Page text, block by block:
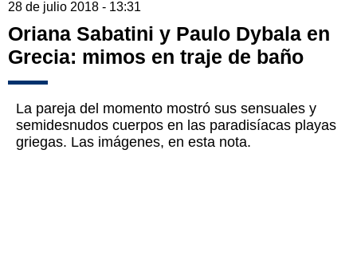
28 de julio 2018 - 13:31
Oriana Sabatini y Paulo Dybala en
Grecia: mimos en traje de baño
La pareja del momento mostró sus sensuales y
semidesnudos cuerpos en las paradisíacas playas
griegas. Las imágenes, en esta nota.